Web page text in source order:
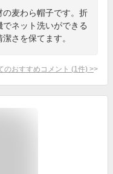
麦わら帽子です。折
ネット洗いができる
さを保てます。
のおすすめコメント (1 件) >